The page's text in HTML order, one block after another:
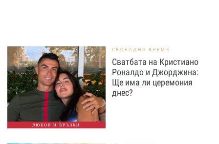
ЛЮБОВ И ВРЪЗКИ
СВОБОДНО ВРЕМЕ
Сватбата на Кристиано
Роналдо и Джорджина:
Ще има ли церемония
днес?